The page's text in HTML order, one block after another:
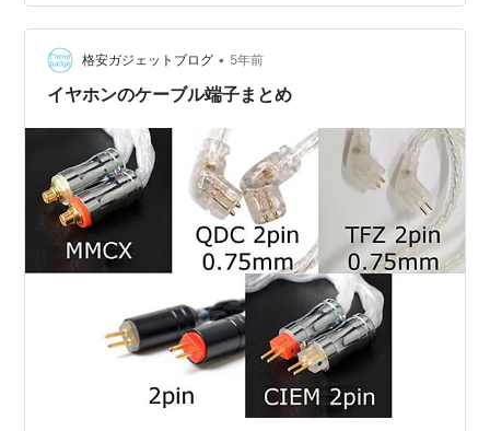
無線通信部分にも技適マークは無いようです。 いつもの
ことながらてきとーいーかげんで脇が甘くて反省です。
最近、中華ブランドのスマートスイッチがAmazonで…
格安ガジェットブログ • 5年前
イヤホンのケーブル端子まとめ